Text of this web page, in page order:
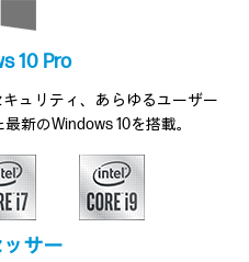
10 Pro
ュリティ、あらゆるユーザー
新のWindows 10を搭載。
サー